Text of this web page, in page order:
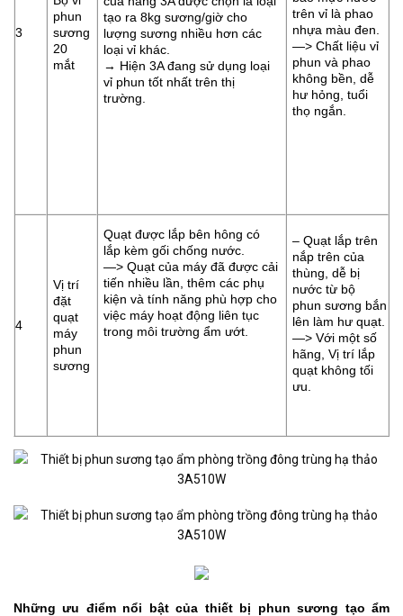
3
phun
sương
20
mắt
tạo ra 8kg sương/giờ cho
lượng sương nhiều hơn các
loại vỉ khác.
→ Hiện 3A đang sử dụng loại
vỉ phun tốt nhất trên thị
trường.
trên vỉ là phao
nhựa màu đen.
—> Chất liệu vỉ
phun và phao
không bền, dễ
hư hỏng, tuổi
thọ ngắn.
4
Vị trí
đặt
quạt
máy
phun
sương
Quạt được lắp bên hông có
lắp kèm gối chống nước.
—> Quạt của máy đã được cải
tiến nhiều lần, thêm các phụ
kiện và tính năng phù hợp cho
việc máy hoạt động liên tục
trong môi trường ẩm ướt.
– Quạt lắp trên
nắp trên của
thùng, dễ bị
nước từ bộ
phun sương bắn
lên làm hư quạt.
—> Với một số
hãng, Vị trí lắp
quạt không tối
ưu.
Những ưu điểm nổi bật của thiết bị phun sương tạo ẩm